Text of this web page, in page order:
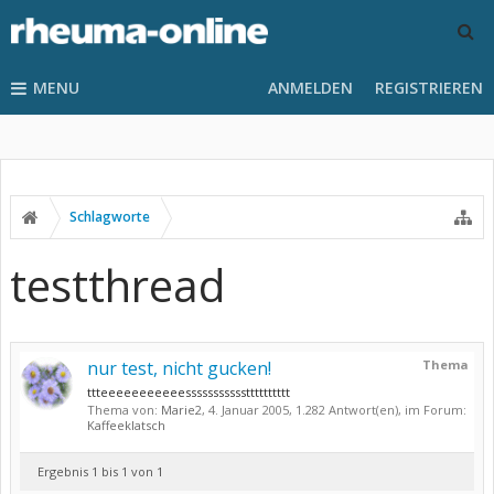
MENU ANMELDEN REGISTRIEREN
Schlagworte
testthread
Thema
nur test, nicht gucken!
ttteeeeeeeeeeessssssssssstttttttttt
Thema von: Marie2, 4. Januar 2005, 1.282 Antwort(en), im Forum:
Kaffeeklatsch
Ergebnis 1 bis 1 von 1